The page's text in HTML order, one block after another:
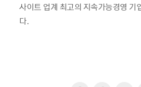
사이트 업계 최고의 지속가능경영 기
다.